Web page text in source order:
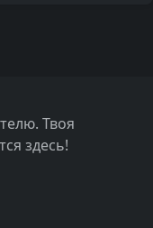
Твоя
здесь!